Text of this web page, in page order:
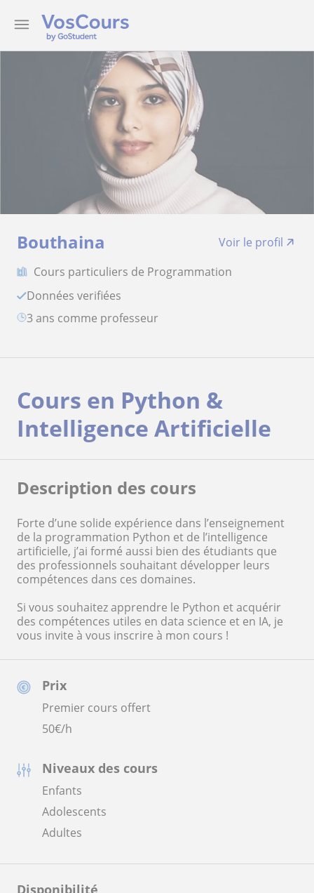
Bouthaina
Voir le profil
Cours particuliers de Programmation
Données verifiées
3 ans comme professeur
Prix
Premier cours offert
50€/h
Niveaux des cours
Enfants
Adolescents
Adultes
Disponibilité
Cours en Python &
Intelligence Artificielle
Description des cours
Forte d’une solide expérience dans l’enseignement
de la programmation Python et de l’intelligence
artificielle, j’ai formé aussi bien des étudiants que
des professionnels souhaitant développer leurs
compétences dans ces domaines.
Si vous souhaitez apprendre le Python et acquérir
des compétences utiles en data science et en IA, je
vous invite à vous inscrire à mon cours !